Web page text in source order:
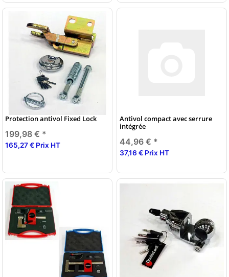
Protection antivol Fixed Lock
199,98 € *
165,27 € Prix HT
Antivol compact avec serrure
intégrée
44,96 € *
37,16 € Prix HT